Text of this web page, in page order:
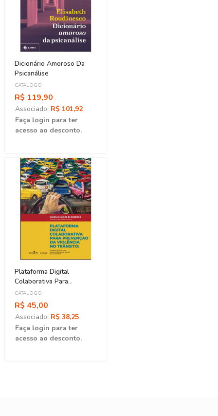
Dicionário Amoroso Da
Psicanálise
CATÁLOGO
R$ 119,90
Associado: R$ 101,92
Faça login para ter
acesso ao desconto.
Plataforma Digital
Colaborativa Para
Prevenção Da Violência
No Trânsito
CATÁLOGO
R$ 45,00
Associado: R$ 38,25
Faça login para ter
acesso ao desconto.